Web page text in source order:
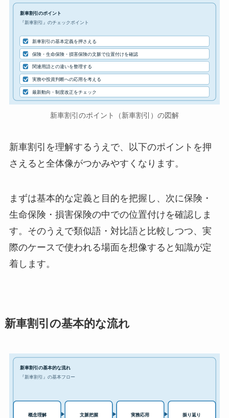
新車割引のポイント
『新車割引』のチェックポイント
新車割引の基本定義を押さえる
保険・生命保険・損害保険の文脈で位置付けを確認
関連用語との違いを整理する
実務や投資判断への応用を考える
最新動向・制度改正をチェック
新車割引のポイント（新車割引）の図解
新車割引を理解するうえで、以下のポイントを押
さえると全体像がつかみやすくなります。
まずは基本的な定義と目的を把握し、次に保険・
生命保険・損害保険の中での位置付けを確認しま
す。そのうえで類似語・対比語と比較しつつ、実
際のケースで使われる場面を想像すると知識が定
着します。
新車割引の基本的な流れ
新車割引の基本的な流れ
『新車割引』の基本フロー
概念理解 文脈把握 実務応用 振り返り